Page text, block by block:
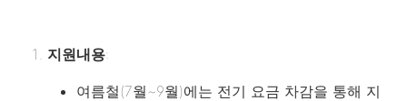
지원내용:
여름철(7월~9월)에는 전기 요금 차감을 통해 지